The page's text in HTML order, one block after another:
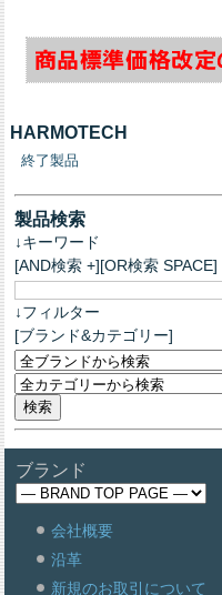
HARMOTECH
終了製品
製品検索
↓キーワード
[AND検索 +][OR検索 SPACE]
↓フィルター
[ブランド&カテゴリー]
ブランド
会社概要
沿革
新規のお取引について